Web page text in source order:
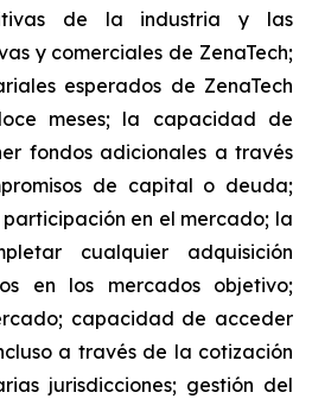
de la industria y las
y comerciales de ZenaTech;
esperados de ZenaTech
meses; la capacidad de
fondos adicionales a través
de capital o deuda;
en el mercado; la
cualquier adquisición
en los mercados objetivo;
capacidad de acceder
a través de la cotización
jurisdicciones; gestión del